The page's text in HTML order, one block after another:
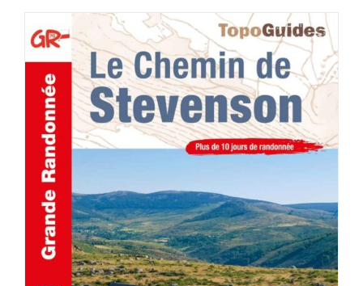
AJOUTER AU PANIER / DÉTAILS